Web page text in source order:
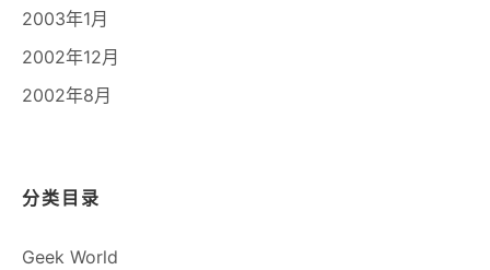
2003年1月
2002年12月
2002年8月
分类目录
Geek World